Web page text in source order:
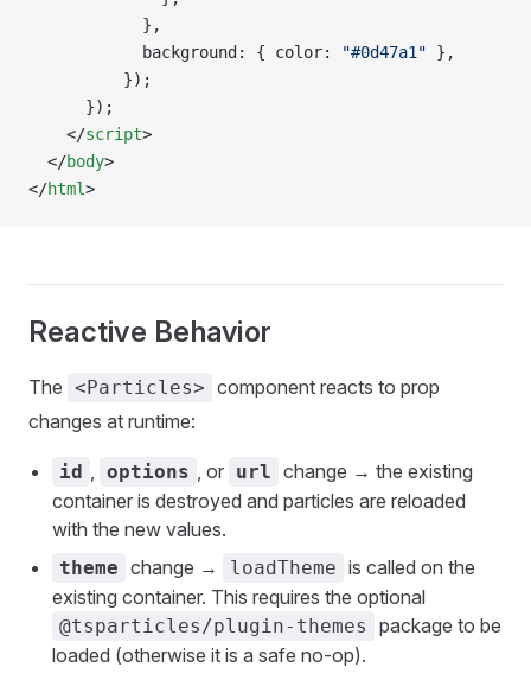
            },
            background: { color:
"#0d47a1" },
          });
      });
    </
script>
  </
body>
</html>
Reactive Behavior
The <Particles> component reacts to prop
changes at runtime:
id options , or url change → the existing
container is destroyed and particles are reloaded
with the new values.
theme change → loadTheme is called on the
existing container. This requires the optional
@tsparticles/plugin-themes
package to be
loaded (otherwise it is a safe no-op).